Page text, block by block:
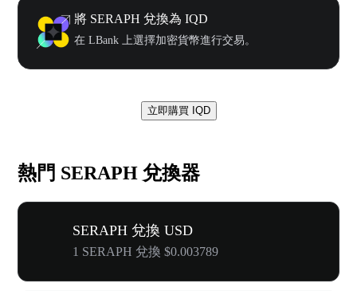
將 SERAPH 兌換為 IQD
在 LBank 上選擇加密貨幣進行交易。
立即購買 IQD
熱門 SERAPH 兌換器
SERAPH 兌換 USD
1 SERAPH 兌換 $0.003789